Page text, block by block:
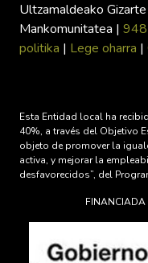
Ultzamaldeako
Mankomunitatea |
politika | Lege oharra |
Esta Entidad local ha
40%, a través del Objetivo
objeto de promover la
activa, y mejorar la
desfavorecidos”, del
FINANCIADA